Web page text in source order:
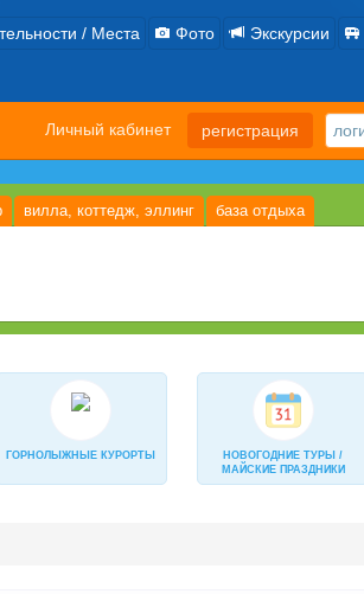
/ Места Фото Экскурсии
Личный кабинет регистрация
вилла, коттедж, эллинг база отдыха
и ужин (по меню из 3-х блюд) завтрак
ужин «Ультра все включено»
в день по комп
ГОРНОЛЫЖНЫЕ КУРОРТЫ
НОВОГОДНИЕ ТУРЫ /
МАЙСКИЕ ПРАЗДНИКИ